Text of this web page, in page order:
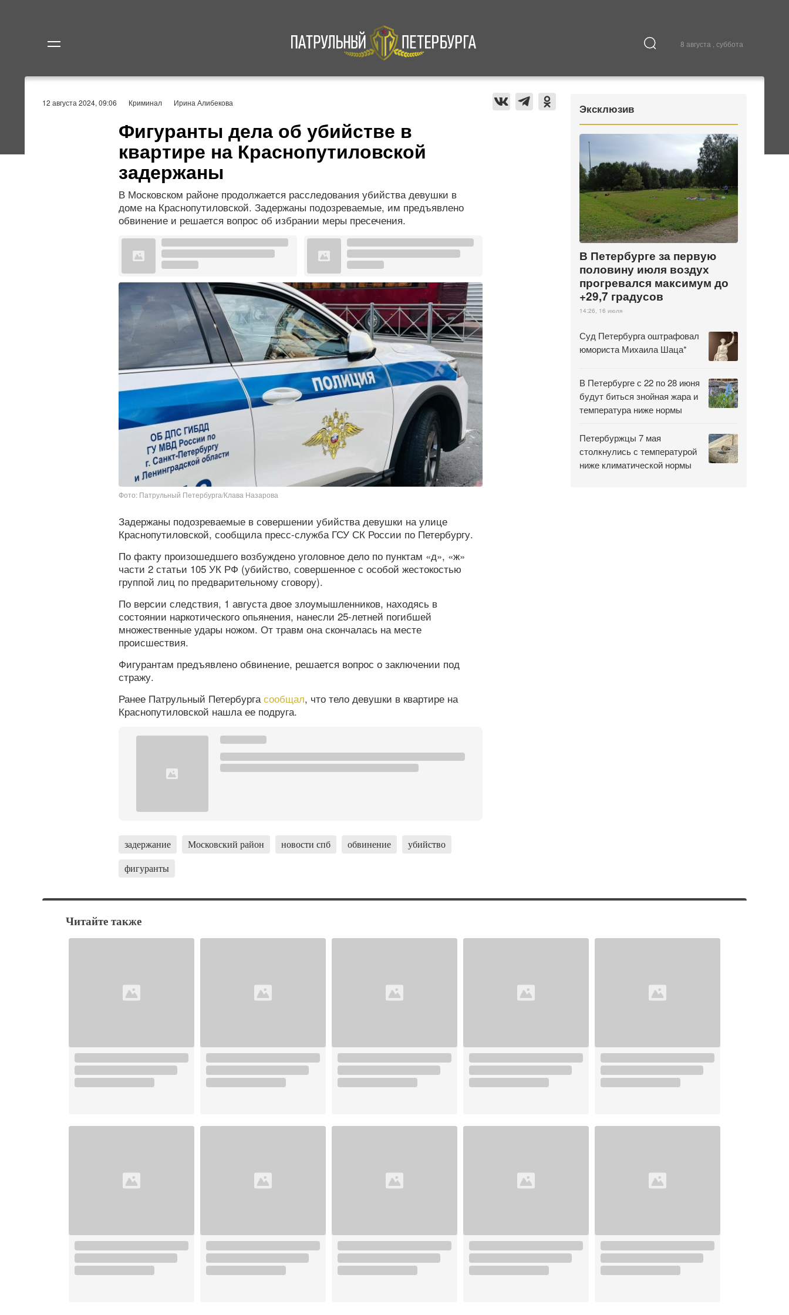
8 августа , суббота
Происшествия Культура
12 августа 2024, 09:06 Криминал Ирина Алибекова
Фигуранты дела об убийстве в
квартире на Краснопутиловской
задержаны
В Московском районе продолжается расследования убийства девушки в
доме на Краснопутиловской. Задержаны подозреваемые, им предъявлено
обвинение и решается вопрос об избрании меры пресечения.
Фото: Патрульный Петербурга/Клава Назарова
Задержаны подозреваемые в совершении убийства девушки на улице
Краснопутиловской, сообщила пресс-служба ГСУ СК России по Петербургу.
По факту произошедшего возбуждено уголовное дело по пунктам «д», «ж»
части 2 статьи 105 УК РФ (убийство, совершенное с особой жестокостью
группой лиц по предварительному сговору).
По версии следствия, 1 августа двое злоумышленников, находясь в
состоянии наркотического опьянения, нанесли 25-летней погибшей
множественные удары ножом. От травм она скончалась на месте
происшествия.
Фигурантам предъявлено обвинение, решается вопрос о заключении под
стражу.
Ранее Патрульный Петербургасообщал, что тело девушки в квартире на
Краснопутиловской нашла ее подруга.
задержание Московский район новости спб обвинение
убийство
фигуранты
Эксклюзив
В Петербурге за первую
половину июля воздух
прогревался максимум до
+29,7 градусов
14:26, 16 июля
Суд Петербурга оштрафовал
юмориста Михаила Шаца*
В Петербурге с 22 по 28 июня
будут биться знойная жара и
температура ниже нормы
Петербуржцы 7 мая
столкнулись с температурой
ниже климатической нормы
Читайте также